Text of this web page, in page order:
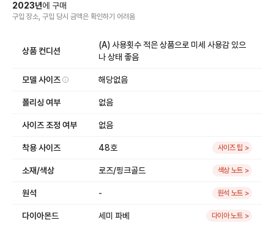
2023년에 구매
구입 장소, 구입 당시 금액은 확인하기 어려움
상품 컨디션
(A) 사용횟수 적은 상품으로 미세 사용감 있으
나 상태 좋음
모델 사이즈 해당없음
폴리싱 여부 없음
사이즈 조정 여부 없음
착용 사이즈 48호 사이즈 팁 >
소재/색상 로즈/핑크골드 색상 노트 >
원석 - 원석 노트 >
다이아몬드 세미 파베 다이아 노트 >